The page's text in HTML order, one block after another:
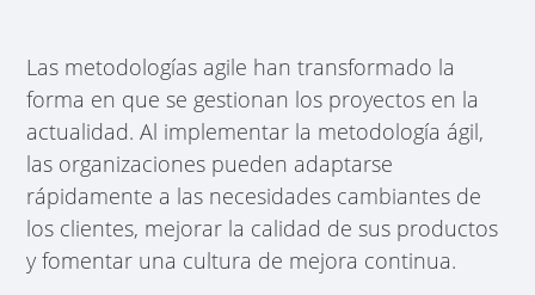
Las metodologías agile han transformado la
forma en que se gestionan los proyectos en la
actualidad. Al implementar la metodología ágil,
las organizaciones pueden adaptarse
rápidamente a las necesidades cambiantes de
los clientes, mejorar la calidad de sus productos
y fomentar una cultura de mejora continua.